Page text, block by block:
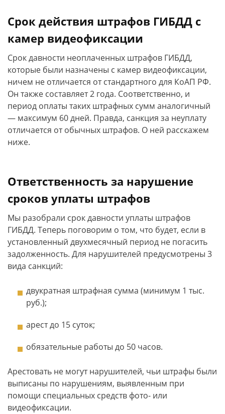
Срок действия штрафов ГИБДД с
камер видеофиксации
Срок давности неоплаченных штрафов ГИБДД,
которые были назначены с камер видеофиксации,
ничем не отличается от стандартного для КоАП РФ.
Он также составляет 2 года. Соответственно, и
период оплаты таких штрафных сумм аналогичный
— максимум 60 дней. Правда, санкция за неуплату
отличается от обычных штрафов. О ней расскажем
ниже.
Ответственность за нарушение
сроков уплаты штрафов
Мы разобрали срок давности уплаты штрафов
ГИБДД. Теперь поговорим о том, что будет, если в
установленный двухмесячный период не погасить
задолженность. Для нарушителей предусмотрены 3
вида санкций:
двукратная штрафная сумма (минимум 1 тыс.
руб.);
арест до 15 суток;
обязательные работы до 50 часов.
Арестовать не могут нарушителей, чьи штрафы были
выписаны по нарушениям, выявленным при
помощи специальных средств фото- или
видеофиксации.